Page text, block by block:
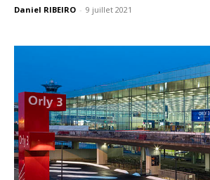
Daniel RIBEIRO - 9 juillet 2021